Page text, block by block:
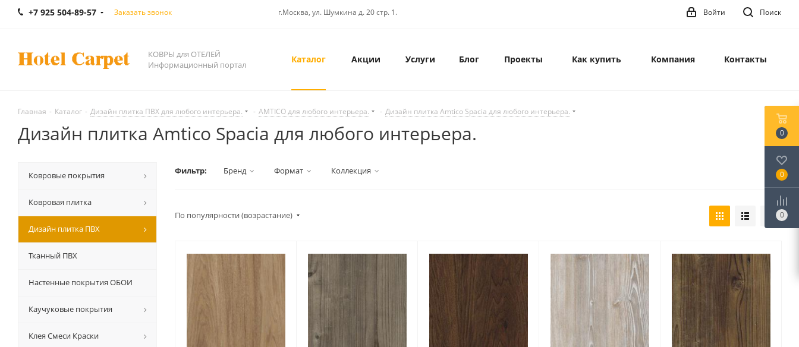
+7 925 504-89-57 Заказать звонок г.Москва, ул. Шумкина д. 20 стр. 1. Поиск
Войти
КОВРЫ для ОТЕЛЕЙ
Информационный портал
Каталог Акции Услуги Блог Проекты Как купить Компания Контакты
Главная - Каталог - Дизайн плитка ПВХ для любого интерьера. - AMTICO для любого интерьера. - Дизайн плитка Amtico Spacia для любого интерьера.
Дизайн плитка Amtico Spacia для любого интерьера.
Фильтр: Бренд Формат Коллекция
По популярности (возрастание)
Ковровые покрытия
Ковровая плитка
Дизайн плитка ПВХ
Тканный ПВХ
Настенные покрытия ОБОИ
Каучуковые покрытия
Клея Смеси Краски
0
0
0